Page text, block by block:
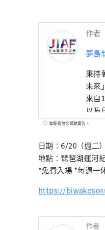
作者
夢島
秉持
未來
來自
以及
一個
都市
https://
信箱：
本服務包含贊助廣告。
日期：6/20（週二
地點：琵琶湖運河
*免費入場 *每週一
https://
作者